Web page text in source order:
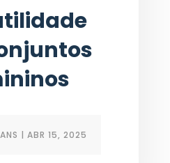
| ABR 15, 2025